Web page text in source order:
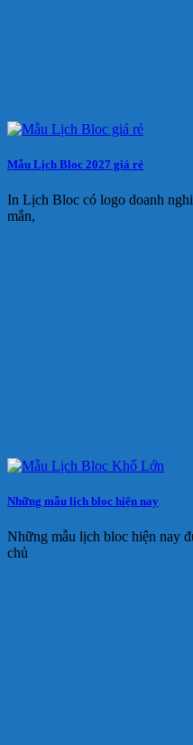
Mẫu Lịch Bloc 2027 giá rẻ
In Lịch Bloc có logo doanh
mắn,
Những mẫu lịch bloc hiện nay
Những mẫu lịch bloc hiện nay
chủ